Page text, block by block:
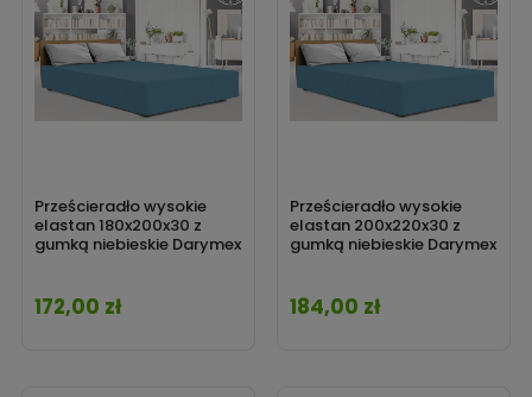
Prześcieradło wysokie
elastan 180x200x30 z
gumką niebieskie Darymex
Cena
172,00 zł
Prześcieradło wysokie
elastan 200x220x30 z
gumką niebieskie Darymex
Cena
184,00 zł